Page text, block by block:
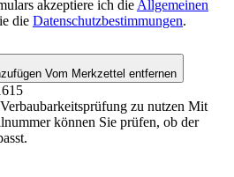
akzeptiere ich die Allgemeinen
die Datenschutzbestimmungen.
Vom Merkzettel entfernen
zu nutzen Mit
können Sie prüfen, ob der